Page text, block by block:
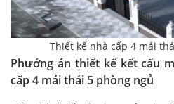
Thiết kế nhà cấp 4 mái
Phướng án thiết kế kết cấu
cấp 4 mái thái 5 phòng ngủ